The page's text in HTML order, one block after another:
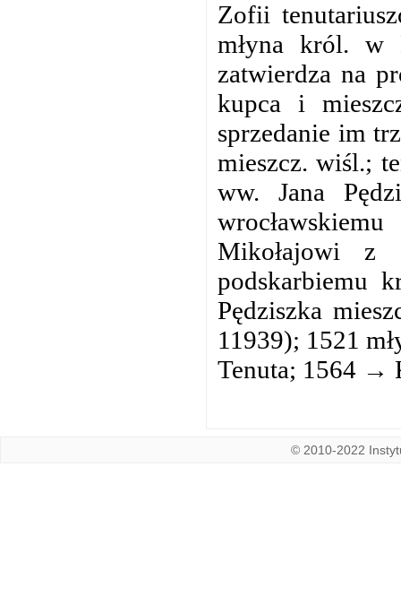
Zofii
młyna król. w
zatwierdza na
kupca i
sprzedanie im
mieszcz. wiśl.;
ww. Jana
Mikołajowi z
podskarbiemu
Pędziszka
11939); 1521
Tenuta; 1564 →
© 2010-2022